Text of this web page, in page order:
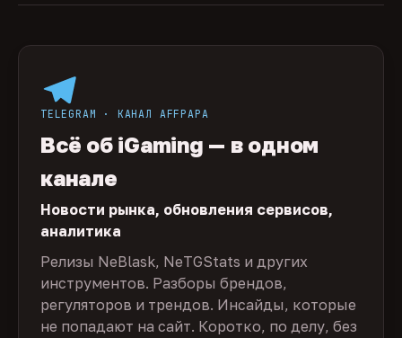
TELEGRAM · КАНАЛ AFFPAPA
Всё об iGaming — в одном
канале
Новости рынка, обновления сервисов,
аналитика
Релизы NeBlask, NeTGStats и других
инструментов. Разборы брендов,
регуляторов и трендов. Инсайды, которые
не попадают на сайт. Коротко, по делу, без